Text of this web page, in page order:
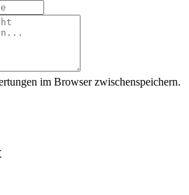
im Browser zwischenspeichern.